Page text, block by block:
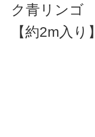
ク青リンゴ
【約2m入り】